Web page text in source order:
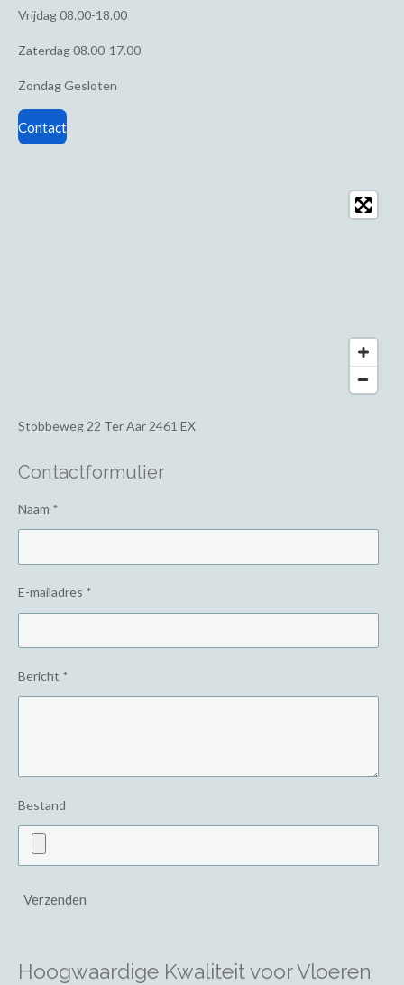
Vrijdag08.00-18.00
Zaterdag08.00-17.00
ZondagGesloten
Contact
Stobbeweg 22 Ter Aar 2461 EX
Contactformulier
Naam *
E-mailadres *
Bericht *
Bestand
Verzenden
Hoogwaardige Kwaliteit voor Vloeren